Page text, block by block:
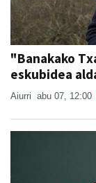
"Banakako
eskubidea
Aiurri abu 07, 12:00